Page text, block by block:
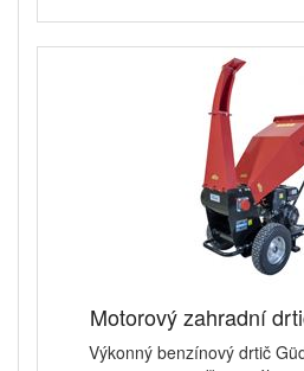
Motorový zahradní
Výkonný benzínový drtič